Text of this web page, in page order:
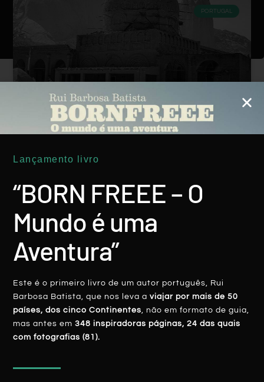
PORTUGAL
Lendas Conspiram Para Nos Encantar
LER MAIS
25 Julho, 2022
PORTUGAL
Lançamento livro
“BORN FREEE – O
Mundo é uma
Aventura”
Este é o primeiro livro de um autor português, Rui
Barbosa Batista, que nos leva aviajar por mais de 50
países, dos cinco Continentes, não em formato de guia,
mas antes em348 inspiradoras páginas, 24 das quais
com fotografias (81).